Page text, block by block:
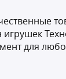
для